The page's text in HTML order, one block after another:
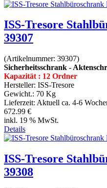
ISS-Tresore
39307
(Artikelnummer: 39307)
Sicherheitsschrank -
Kapazität : 12 Ordner
Hersteller: ISS-Tresore
Gewicht.: 70 Kg
Lieferzeit: Aktuell ca. 4-6
672.99 €
inkl. 19 % MwSt.
Details
ISS-Tresore
39308